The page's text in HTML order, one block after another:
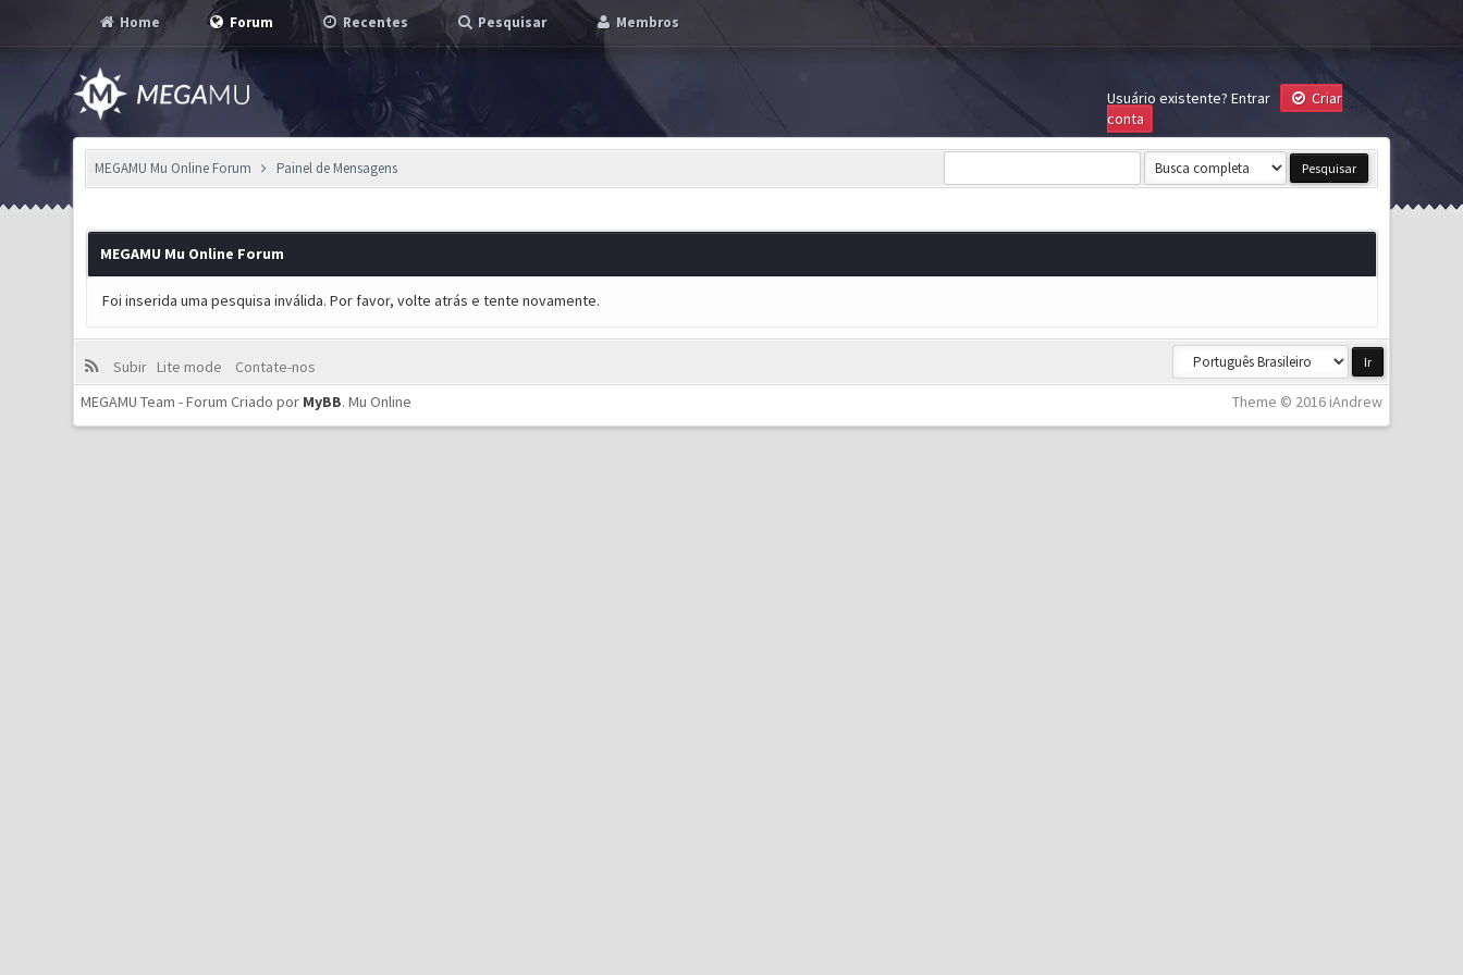
Home Forum Recentes Pesquisar Membros
Usuário existente? Entrar
Criar
conta
MEGAMU Mu Online Forum Painel de Mensagens
MEGAMU Mu Online Forum
Foi inserida uma pesquisa inválida. Por favor, volte atrás e tente novamente.
Subir Lite mode
Contate-nos
Theme © 2016 iAndrew
MEGAMU Team - Forum Criado por MyBB.Mu Online